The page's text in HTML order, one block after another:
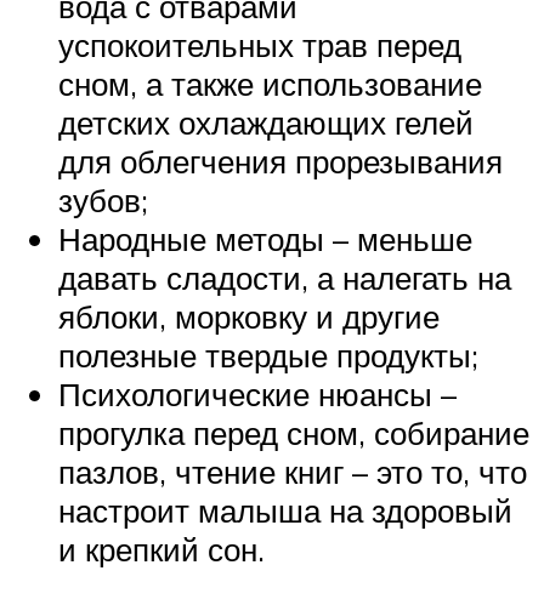
успокоительных трав перед
сном, а также использование
детских охлаждающих гелей
для облегчения прорезывания
зубов;
Народные методы – меньше
давать сладости, а налегать на
яблоки, морковку и другие
полезные твердые продукты;
Психологические нюансы –
прогулка перед сном, собирание
пазлов, чтение книг – это то, что
настроит малыша на здоровый
и крепкий сон.